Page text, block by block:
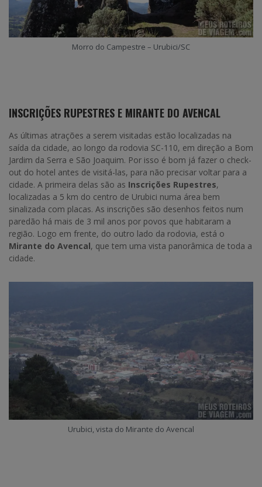
Morro do Campestre – Urubici/SC
INSCRIÇÕES RUPESTRES E MIRANTE DO AVENCAL
As últimas atrações a serem visitadas estão localizadas na
saída da cidade, ao longo da rodovia SC-110, em direção a Bom
Jardim da Serra e São Joaquim. Por isso é bom já fazer o check-
out do hotel antes de visitá-las, para não precisar voltar para a
cidade. A primeira delas são as Inscrições Rupestres,
localizadas a 5 km do centro de Urubici numa área bem
sinalizada com placas. As inscrições são desenhos feitos num
paredão há mais de 3 mil anos por povos que habitaram a
região. Logo em frente, do outro lado da rodovia, está o
Mirante do Avencal, que tem uma vista panorâmica de toda a
cidade.
Urubici, vista do Mirante do Avencal